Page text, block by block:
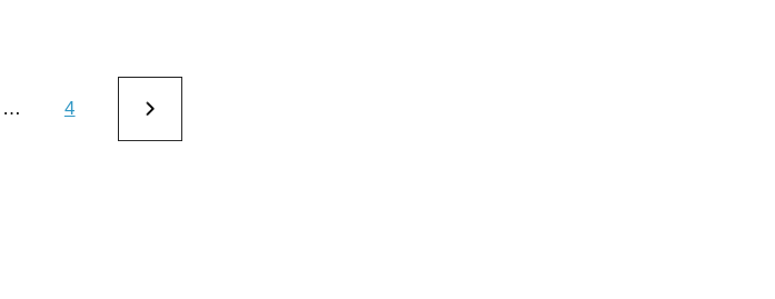
… 4